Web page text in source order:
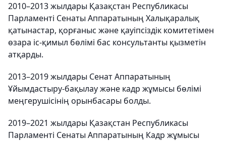
2010–2013 жылдары Қазақстан Республикасы
Парламенті Сенаты Аппаратының Халықаралық
қатынастар, қорғаныс және қауіпсіздік комитетімен
өзара іс-қимыл бөлімі бас консультанты қызметін
атқарды.
2013–2019 жылдары Сенат Аппаратының
Ұйымдастыру-бақылау және кадр жұмысы бөлімі
меңгерушісінің орынбасары болды.
2019–2021 жылдары Қазақстан Республикасы
Парламенті Сенаты Аппаратының Кадр жұмысы